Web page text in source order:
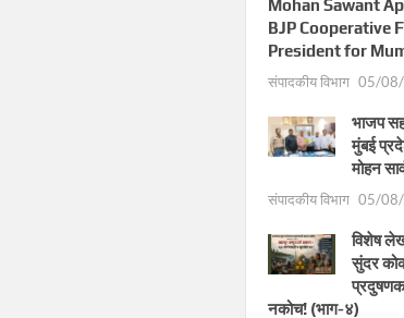
Mohan Sawant
BJP Cooperative
President for
संपादकीय विभाग 05/
भाजप
मुंबई
मोहन
संपादकीय विभाग 05/
विशेष
सुंदर
नकोच! (भाग-४)